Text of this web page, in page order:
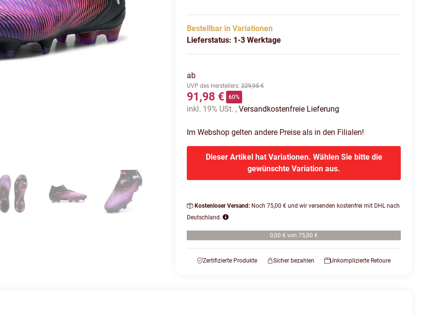
Bestellbar in Variationen
Lieferstatus: 1-3 Werktage
ab
UVP des Herstellers:229,95 €
91,98 € 60%
inkl. 19% USt. ,Versandkostenfreie Lieferung
Im Webshop gelten andere Preise als in den Filialen!
Dieser Artikel hat Variationen. Wählen Sie bitte die
gewünschte Variation aus.
Kostenloser Versand: Noch 75,00 € und wir versenden kostenfrei mit DHL nach
Deutschland.
0,00 € von 75,00 €
Zertifizierte Produkte Sicher bezahlen Unkomplizierte Retoure